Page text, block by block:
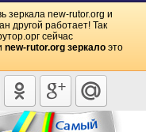
зеркала new-rutor.org и
другой работает! Так
сейчас
new-rutor.org зеркало это